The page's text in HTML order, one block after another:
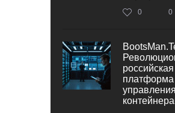
0 0
российская
платформа
управления